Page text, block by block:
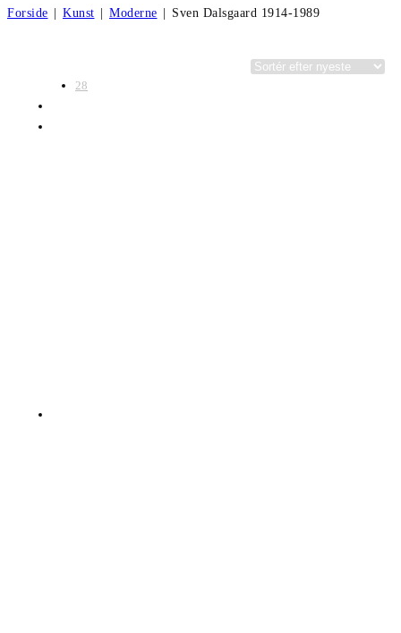
Forside | Kunst | Moderne | Sven Dalsgaard 1914-1989
28